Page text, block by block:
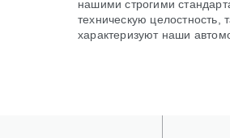
нашими строгими
техническую целостность,
характеризуют наши